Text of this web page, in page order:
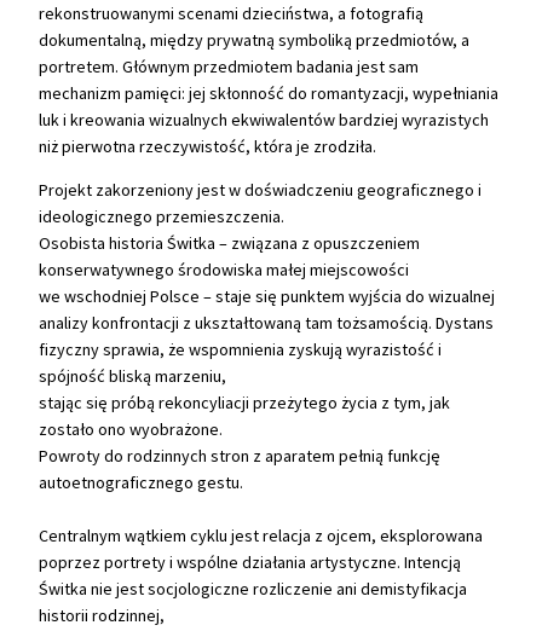
rekonstruowanymi scenami dzieciństwa, a fotografią
dokumentalną, między prywatną symboliką przedmiotów, a
portretem. Głównym przedmiotem badania jest sam
mechanizm pamięci: jej skłonność do romantyzacji, wypełniania
luk i kreowania wizualnych ekwiwalentów bardziej wyrazistych
niż pierwotna rzeczywistość, która je zrodziła.
Projekt zakorzeniony jest w doświadczeniu geograficznego i
ideologicznego przemieszczenia.
Osobista historia Świtka – związana z opuszczeniem
konserwatywnego środowiska małej miejscowości
we wschodniej Polsce – staje się punktem wyjścia do wizualnej
analizy konfrontacji z ukształtowaną tam tożsamością. Dystans
fizyczny sprawia, że wspomnienia zyskują wyrazistość i
spójność bliską marzeniu,
stając się próbą rekoncyliacji przeżytego życia z tym, jak
zostało ono wyobrażone.
Powroty do rodzinnych stron z aparatem pełnią funkcję
autoetnograficznego gestu.
Centralnym wątkiem cyklu jest relacja z ojcem, eksplorowana
poprzez portrety i wspólne działania artystyczne. Intencją
Świtka nie jest socjologiczne rozliczenie ani demistyfikacja
historii rodzinnej,